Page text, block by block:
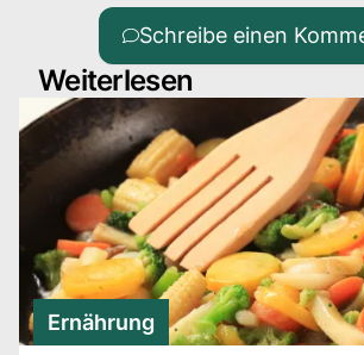
Schreibe einen
Weiterlesen
Ernährung